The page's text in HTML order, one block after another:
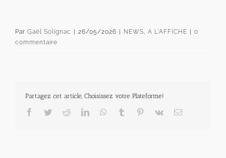
Par Gaël Solignac 26/05/2026 NEWS, A L'AFFICHE
0
commentaire
Partagez cet article, Choisissez votre Plateforme!
Facebook
TwitterReddit LinkedInWhatsApp
TumblrPinterest
Vk